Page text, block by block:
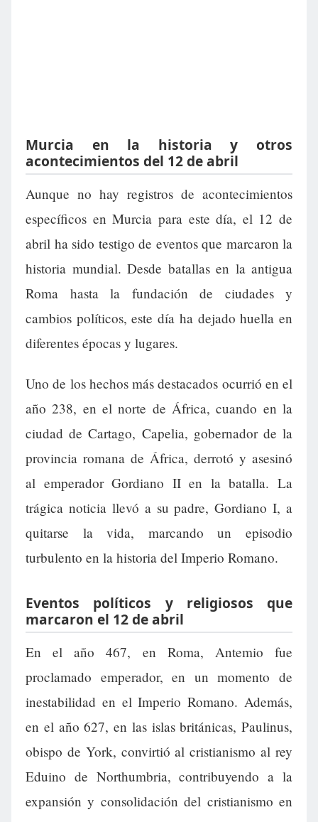
Murcia en la historia y otros
acontecimientos del 12 de abril
Aunque no hay registros de acontecimientos
específicos en Murcia para este día, el 12 de
abril ha sido testigo de eventos que marcaron la
historia mundial. Desde batallas en la antigua
Roma hasta la fundación de ciudades y
cambios políticos, este día ha dejado huella en
diferentes épocas y lugares.
Uno de los hechos más destacados ocurrió en el
año 238, en el norte de África, cuando en la
ciudad de Cartago, Capelia, gobernador de la
provincia romana de África, derrotó y asesinó
al emperador Gordiano II en la batalla. La
trágica noticia llevó a su padre, Gordiano I, a
quitarse la vida, marcando un episodio
turbulento en la historia del Imperio Romano.
Eventos políticos y religiosos que
marcaron el 12 de abril
En el año 467, en Roma, Antemio fue
proclamado emperador, en un momento de
inestabilidad en el Imperio Romano. Además,
en el año 627, en las islas británicas, Paulinus,
obispo de York, convirtió al cristianismo al rey
Eduino de Northumbria, contribuyendo a la
expansión y consolidación del cristianismo en